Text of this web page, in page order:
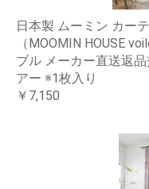
日本製 ムーミン カー
（MOOMIN HOUSE
ブル メーカー直送返
アー ※1枚入り
￥7,150